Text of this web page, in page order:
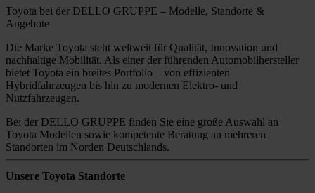
Toyota bei der DELLO GRUPPE – Modelle, Standorte &
Angebote
Die Marke Toyota steht weltweit für Qualität, Innovation und
nachhaltige Mobilität. Als einer der führenden Automobilhersteller
bietet Toyota ein breites Portfolio – von effizienten
Hybridfahrzeugen bis hin zu modernen Elektro- und
Nutzfahrzeugen.
Bei der DELLO GRUPPE finden Sie eine große Auswahl an
Toyota Modellen sowie kompetente Beratung an mehreren
Standorten im Norden Deutschlands.
Unsere Toyota Standorte